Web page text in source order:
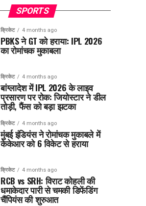
SPORTS
क्रिकेट 4 months ago
PBKS ने GT को हराया: IPL 2026
का रोमांचक मुकाबला
क्रिकेट 4 months ago
बांग्लादेश में IPL 2026 के लाइव
प्रसारण पर रोक: जियोस्टार ने डील
तोड़ी, फैंस को बड़ा झटका
क्रिकेट 4 months ago
मुंबई इंडियंस ने रोमांचक मुकाबले में
केकेआर को 6 विकेट से हराया
क्रिकेट 4 months ago
RCB vs SRH: विराट कोहली की
धमाकेदार पारी से चमकी डिफेंडिंग
चैंपियंस की शुरुआत